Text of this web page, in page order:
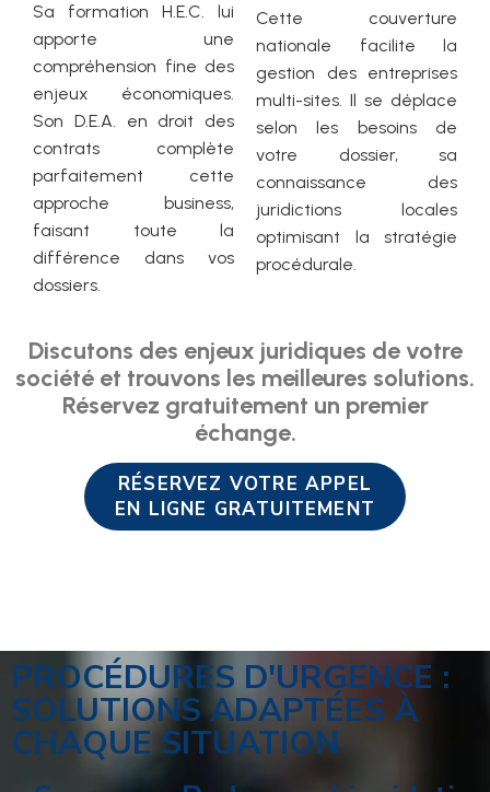
Sa formation H.E.C. lui
apporte une
compréhension fine des
enjeux économiques.
Son D.E.A. en droit des
contrats complète
parfaitement cette
approche business,
faisant toute la
différence dans vos
dossiers.
Cette couverture
nationale facilite la
gestion des entreprises
multi-sites. Il se déplace
selon les besoins de
votre dossier, sa
connaissance des
juridictions locales
optimisant la stratégie
procédurale.
Discutons des enjeux juridiques de votre
société et trouvons les meilleures solutions.
Réservez gratuitement un premier
échange.
RÉSERVEZ VOTRE APPEL
EN LIGNE GRATUITEMENT
PROCÉDURES D'URGENCE :
SOLUTIONS ADAPTÉES À
CHAQUE SITUATION